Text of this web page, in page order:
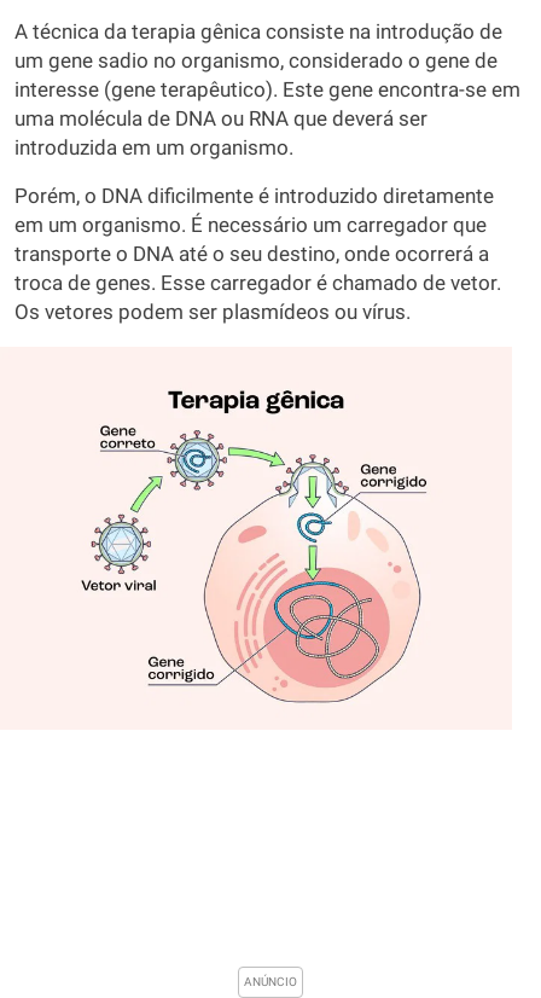
A técnica da terapia gênica consiste na introdução de
um gene sadio no organismo, considerado o gene de
interesse (gene terapêutico). Este gene encontra-se em
uma molécula de DNA ou RNA que deverá ser
introduzida em um organismo.
Porém, o DNA dificilmente é introduzido diretamente
em um organismo. É necessário um carregador que
transporte o DNA até o seu destino, onde ocorrerá a
troca de genes. Esse carregador é chamado de vetor.
Os vetores podem ser plasmídeos ou vírus.